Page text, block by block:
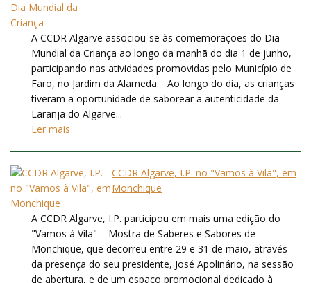
A CCDR Algarve associou-se às comemorações do Dia
Mundial da Criança ao longo da manhã do dia 1 de junho,
participando nas atividades promovidas pelo Município de
Faro, no Jardim da Alameda. Ao longo do dia, as crianças
tiveram a oportunidade de saborear a autenticidade da
Laranja do Algarve...
Ler mais
CCDR Algarve, I.P. no "Vamos à Vila", em
Monchique
A CCDR Algarve, I.P. participou em mais uma edição do
"Vamos à Vila" – Mostra de Saberes e Sabores de
Monchique, que decorreu entre 29 e 31 de maio, através
da presença do seu presidente, José Apolinário, na sessão
de abertura, e de um espaço promocional dedicado à